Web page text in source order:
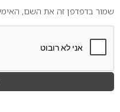
שמור בדפדפן זה את השם,